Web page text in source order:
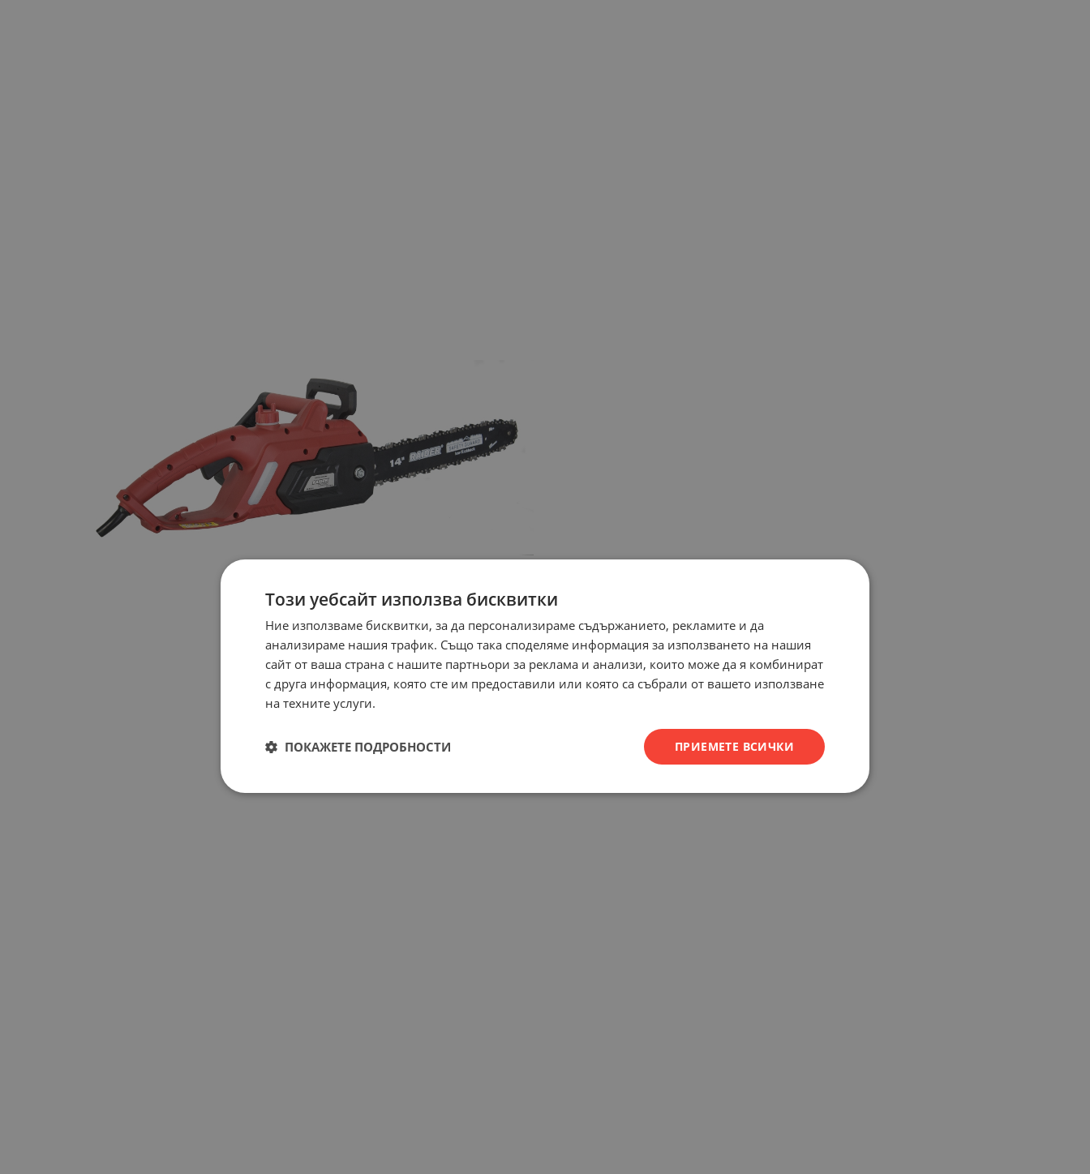
Този уебсайт използва бисквитки
Ние използваме бисквитки, за да персонализираме съдържанието, рекламите и да
анализираме нашия трафик. Също така споделяме информация за използването на нашия
сайт от ваша страна с нашите партньори за реклама и анализи, които може да я комбинират
с друга информация, която сте им предоставили или която са събрали от вашето използване
на техните услуги.
ПРИЕМЕТЕ ВСИЧКИ
ПОКАЖЕТЕ ПОДРОБНОСТИ